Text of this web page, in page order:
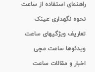
راهنمای استفاده از ساعت
نحوه نگهداری عینک
تعاریف ویژگیهای ساعت
ویدئوها ساعت مچی
اخبار و مقالات ساعت